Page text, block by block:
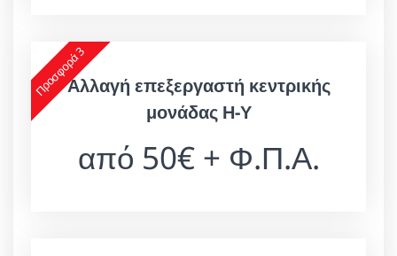
Προσφορά 3Αλλαγή επεξεργαστή κεντρικής
μονάδας Η-Υ
από 50€ + Φ.Π.Α.